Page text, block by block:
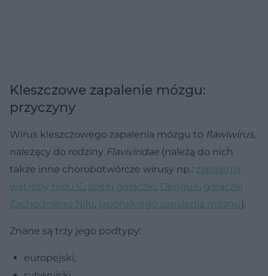
Kleszczowe zapalenie mózgu:
przyczyny
Wirus kleszczowego zapalenia mózgu to flawiwirus,
należący do rodziny Flaviviridae (należą do nich
także inne chorobotwórcze wirusy np.: zapalenia
wątroby typu C, żółtej gorączki, Dengue, gorączki
Zachodniego Nilu, japońskiego zapalenia mózgu).
Znane są trzy jego podtypy:
europejski,